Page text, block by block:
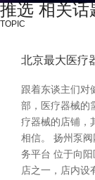
推选 相关话
TOPIC
北京最大医疗
跟着东谈主们对
部，医疗器械的
疗器械的店铺，
相信。 扬州泵
务平台 位于向
店之一，店内设